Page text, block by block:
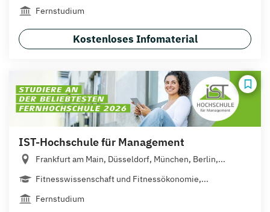
Fernstudium
Kostenloses Infomaterial
IST-Hochschule für Management
Frankfurt am Main, Düsseldorf, München, Berlin,...
Fitnesswissenschaft und Fitnessökonomie,...
Fernstudium